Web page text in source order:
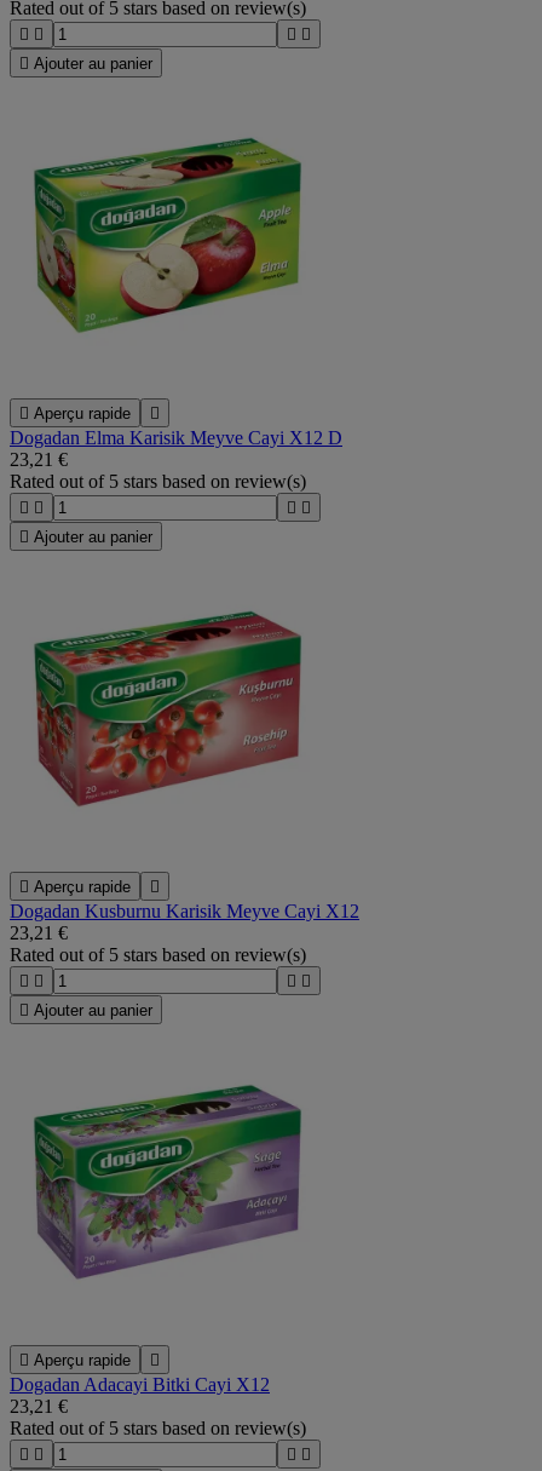
Rated out of 5 stars based on review(s)
   
 Ajouter au panier
 Aperçu rapide 
Dogadan Elma Karisik Meyve Cayi X12 D
23,21 €
Rated out of 5 stars based on review(s)
   
 Ajouter au panier
 Aperçu rapide 
Dogadan Kusburnu Karisik Meyve Cayi X12
23,21 €
Rated out of 5 stars based on review(s)
   
 Ajouter au panier
 Aperçu rapide 
Dogadan Adacayi Bitki Cayi X12
23,21 €
Rated out of 5 stars based on review(s)
   